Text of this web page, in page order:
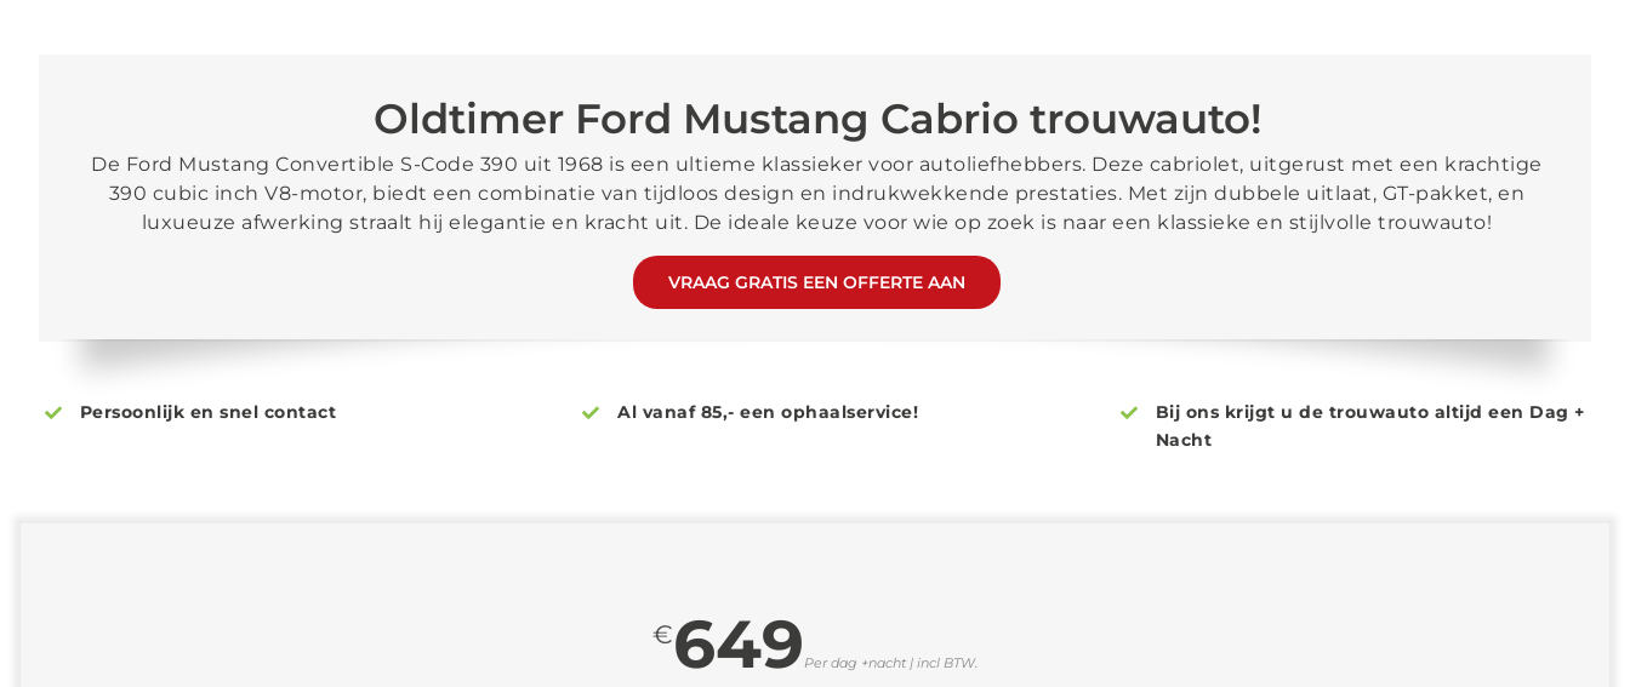
Oldtimer Ford Mustang Cabrio trouwauto!
De Ford Mustang Convertible S-Code 390 uit 1968 is een ultieme klassieker voor autoliefhebbers. Deze cabriolet, uitgerust met een krachtige
390 cubic inch V8-motor, biedt een combinatie van tijdloos design en indrukwekkende prestaties. Met zijn dubbele uitlaat, GT-pakket, en
luxueuze afwerking straalt hij elegantie en kracht uit. De ideale keuze voor wie op zoek is naar een klassieke en stijlvolle trouwauto!
VRAAG GRATIS EEN OFFERTE AAN
Persoonlijk en snel contact Al vanaf 85,- een ophaalservice!
Bij ons krijgt u de trouwauto altijd een Dag +
Nacht
€649Per dag +nacht | incl BTW.